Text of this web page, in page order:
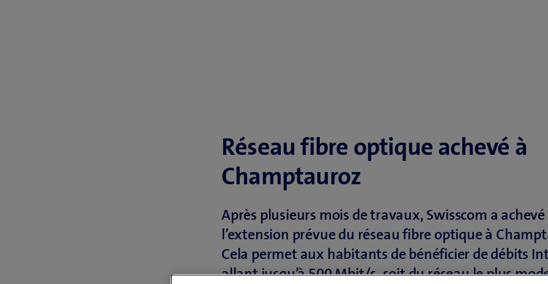
Réseau fibre optique achevé à
Champtauroz
Après plusieurs mois de travaux, Swisscom a achevé
l’extension prévue du réseau fibre optique à
Cela permet aux habitants de bénéficier de débits
allant jusqu’à 500 Mbit/s, soit du réseau le plus